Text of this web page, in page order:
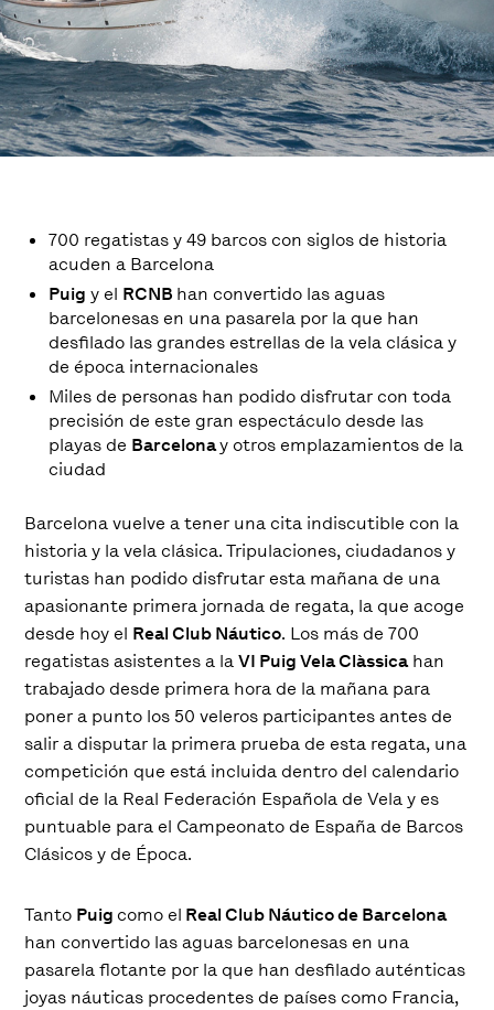
700 regatistas y 49 barcos con siglos de historia
acuden a Barcelona
Puig y el RCNB han convertido las aguas
barcelonesas en una pasarela por la que han
desfilado las grandes estrellas de la vela clásica y
de época internacionales
Miles de personas han podido disfrutar con toda
precisión de este gran espectáculo desde las
playas de Barcelonay otros emplazamientos de la
ciudad
Barcelona vuelve a tener una cita indiscutible con la
historia y la vela clásica. Tripulaciones, ciudadanos y
turistas han podido disfrutar esta mañana de una
apasionante primera jornada de regata, la que acoge
desde hoy el Real Club Náutico. Los más de 700
regatistas asistentes a laVI Puig Vela Clàssicahan
trabajado desde primera hora de la mañana para
poner a punto los 50 veleros participantes antes de
salir a disputar la primera prueba de esta regata, una
competición que está incluida dentro del calendario
oficial de la Real Federación Española de Vela y es
puntuable para el Campeonato de España de Barcos
Clásicos y de Época.
Tanto Puig como el Real Club Náutico de Barcelona
han convertido las aguas barcelonesas en una
pasarela flotante por la que han desfilado auténticas
joyas náuticas procedentes de países como Francia,